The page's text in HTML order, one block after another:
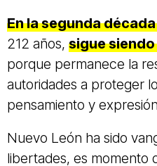
En la segunda
212 años, sigue
porque permanece la
autoridades a proteger
pensamiento y
Nuevo León ha sido
libertades, es momento